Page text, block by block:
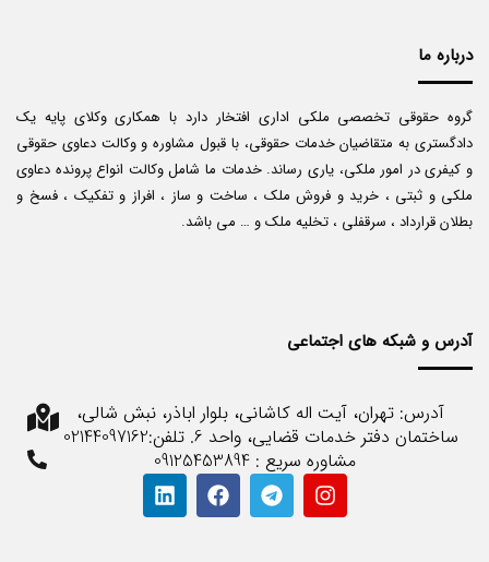
درباره ما
گروه حقوقی تخصصی ملکی اداری افتخار دارد با همکاری وکلای پایه یک
دادگستری به متقاضیان خدمات حقوقی، با قبول مشاوره و وکالت دعاوی حقوقی
و کیفری در امور ملکی، یاری رساند. خدمات ما شامل وکالت انواع پرونده دعاوی
ملکی و ثبتی ، خرید و فروش ملک ، ساخت و ساز ، افراز و تفکیک ، فسخ و
بطلان قرارداد ، سرقفلی ، تخلیه ملک و … می باشد.
آدرس و شبکه های اجتماعی
آدرس: تهران، آیت اله کاشانی، بلوار اباذر، نبش شالی،
ساختمان دفتر خدمات قضایی، واحد 6. تلفن:02144097162
مشاوره سریع : 09125453894